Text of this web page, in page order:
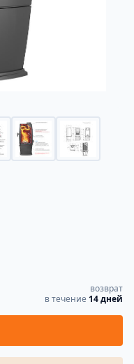
возврат
в течение 14 дней